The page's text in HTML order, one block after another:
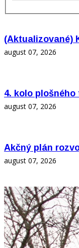
(Aktualizované)
august 07, 2026
4. kolo
august 07, 2026
Akčný plán
august 07, 2026